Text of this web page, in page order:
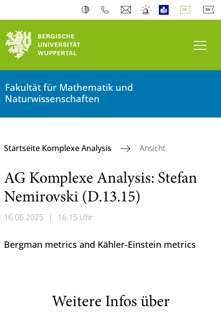
Fakultät für Mathematik und
Naturwissenschaften
Startseite Komplexe Analysis Ansicht
AG Komplexe Analysis: Stefan
Nemirovski (D.13.15)
16.06.2025 | 16:15 Uhr
Bergman metrics and Kähler-Einstein metrics
Weitere Infos über